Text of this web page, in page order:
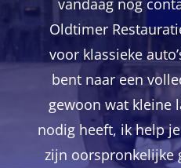
vandaag nog
Oldtimer
voor klassieke
bent naar een
gewoon wat kleine
nodig heeft, ik help
zijn oorspronkelijke